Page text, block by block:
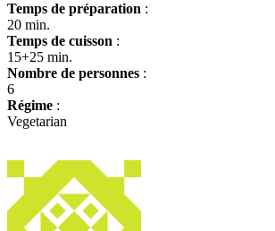
Temps de préparation :
20 min.
Temps de cuisson :
15+25 min.
Nombre de personnes :
6
Régime :
Vegetarian